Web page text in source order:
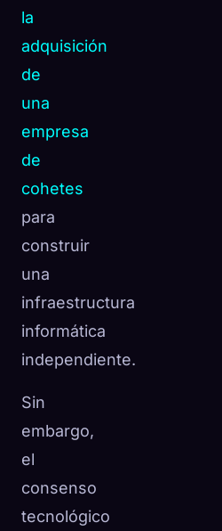
la
adquisición
de
una
empresa
de
cohetes
para
construir
una
infraestructura
informática
independiente.
Sin
embargo,
el
consenso
tecnológico